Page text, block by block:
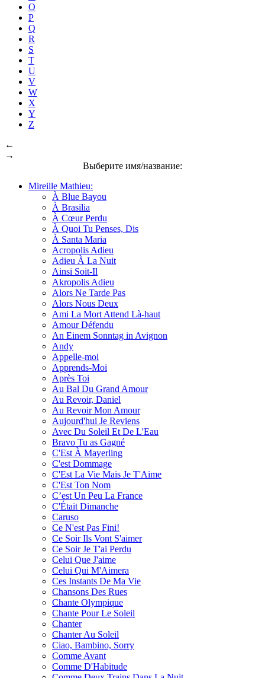
O
P
Q
R
S
T
U
V
W
X
Y
Z
←
→
Выберите имя/название:
Mireille Mathieu:
À Blue Bayou
À Brasilia
À Cœur Perdu
À Quoi Tu Penses, Dis
À Santa Maria
Acropolis Adieu
Adieu À La Nuit
Ainsi Soit-Il
Akropolis Adieu
Alors Ne Tarde Pas
Alors Nous Deux
Ami La Mort Attend Là-haut
Amour Défendu
An Einem Sonntag in Avignon
Andy
Appelle-moi
Apprends-Moi
Après Toi
Au Bal Du Grand Amour
Au Revoir, Daniel
Au Revoir Mon Amour
Aujourd'hui Je Reviens
Avec Du Soleil Et De L'Eau
Bravo Tu as Gagné
C'Est À Mayerling
C'est Dommage
C'Est La Vie Mais Je T'Aime
C'Est Ton Nom
C’est Un Peu La France
C'Était Dimanche
Caruso
Ce N'est Pas Fini!
Ce Soir Ils Vont S'aimer
Ce Soir Je T'ai Perdu
Celui Que J'aime
Celui Qui M'Aimera
Ces Instants De Ma Vie
Chansons Des Rues
Chante Olympique
Chante Pour Le Soleil
Chanter
Chanter Au Soleil
Ciao, Bambino, Sorry
Comme Avant
Comme D'Habitude